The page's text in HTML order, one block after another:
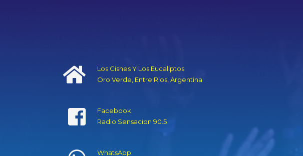
Los Cisnes Y Los Eucaliptos
Oro Verde, Entre Rios, Argentina
Facebook
Radio Sensacion 90.5
WhatsApp